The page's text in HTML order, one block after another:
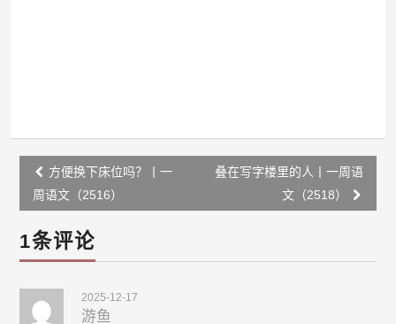
Post
navigation
方便换下床位吗？丨一
周语文（2516）
叠在写字楼里的人丨一周语
文（2518）
1条评论
2025-12-17
游鱼